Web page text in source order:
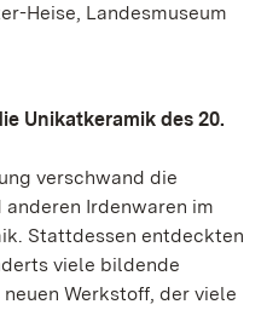
Heise, Landesmuseum
Unikatkeramik des 20.
verschwand die
Irdenwaren im
Stattdessen entdeckten
viele bildende
Werkstoff, der viele